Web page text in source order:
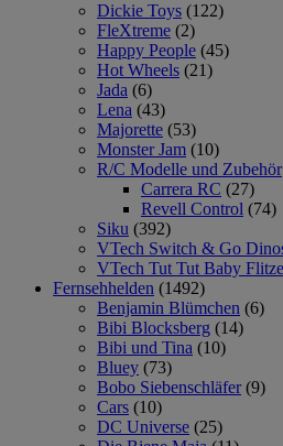
Dickie Toys (122)
FleXtreme (2)
Happy People (45)
Hot Wheels (21)
Jada (6)
Lena (43)
Majorette (53)
Monster Jam (10)
R/C Modelle und Zubehör
Carrera RC (27)
Revell Control (74)
Siku (392)
VTech Switch & Go
VTech Tut Tut Baby
Fernsehhelden (1492)
Benjamin Blümchen (6)
Bibi Blocksberg (14)
Bibi und Tina (10)
Bluey (73)
Bobo Siebenschläfer (9)
Cars (10)
DC Universe (25)